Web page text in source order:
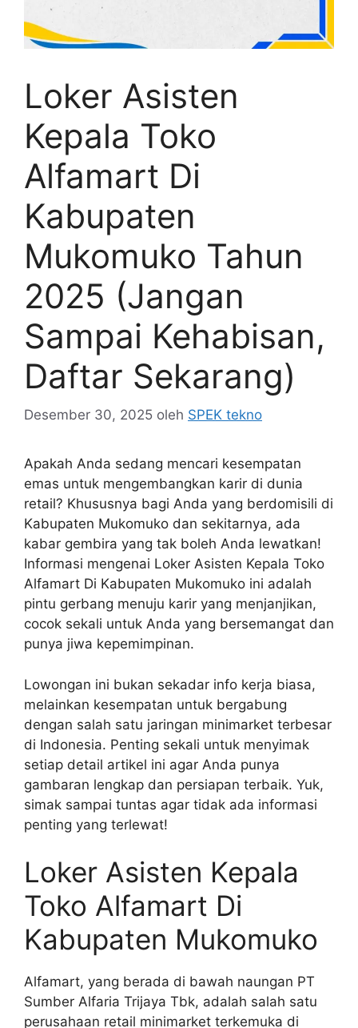
Loker Asisten
Kepala Toko
Alfamart Di
Kabupaten
Mukomuko Tahun
2025 (Jangan
Sampai Kehabisan,
Daftar Sekarang)
Desember 30, 2025 oleh SPEK tekno
Apakah Anda sedang mencari kesempatan
emas untuk mengembangkan karir di dunia
retail? Khususnya bagi Anda yang berdomisili di
Kabupaten Mukomuko dan sekitarnya, ada
kabar gembira yang tak boleh Anda lewatkan!
Informasi mengenai Loker Asisten Kepala Toko
Alfamart Di Kabupaten Mukomuko ini adalah
pintu gerbang menuju karir yang menjanjikan,
cocok sekali untuk Anda yang bersemangat dan
punya jiwa kepemimpinan.
Lowongan ini bukan sekadar info kerja biasa,
melainkan kesempatan untuk bergabung
dengan salah satu jaringan minimarket terbesar
di Indonesia. Penting sekali untuk menyimak
setiap detail artikel ini agar Anda punya
gambaran lengkap dan persiapan terbaik. Yuk,
simak sampai tuntas agar tidak ada informasi
penting yang terlewat!
Loker Asisten Kepala
Toko Alfamart Di
Kabupaten Mukomuko
Alfamart, yang berada di bawah naungan PT
Sumber Alfaria Trijaya Tbk, adalah salah satu
perusahaan retail minimarket terkemuka di